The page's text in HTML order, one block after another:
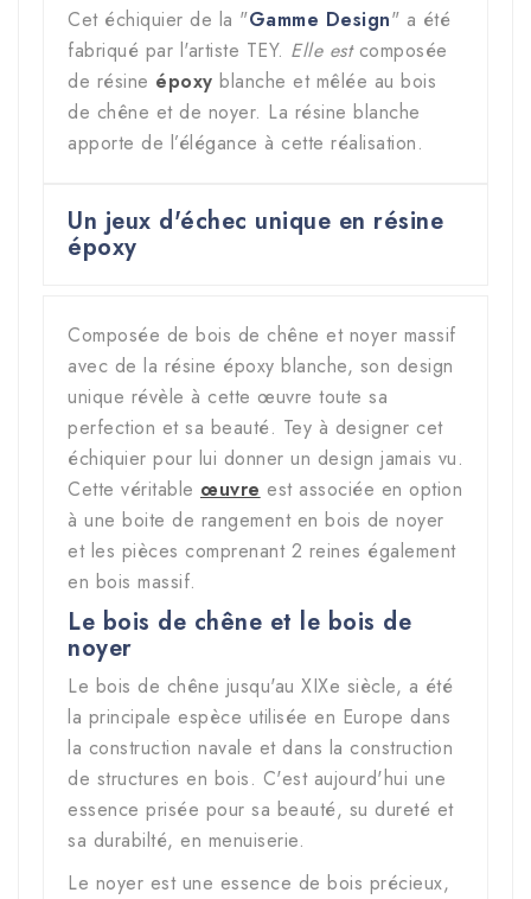
Cet échiquier de la "Gamme Design" a été
fabriqué par l'artiste TEY. Elle est composée
de résine époxy blanche etmêlée au bois
de chêne et de noyer. La résine blanche
apporte de l’élégance à cette réalisation.
Un jeux d'échec unique en résine
époxy
Composée de bois de chêne et noyer massif
avec de la résine époxy blanche, son design
unique révèle à cette œuvre toute sa
perfection et sa beauté. Tey à designer cet
échiquier pour lui donner un design jamais vu.
Cette véritable œuvre est associée en option
à une boite de rangement en bois de noyer
et les pièces comprenant 2 reines également
en bois massif.
Le bois de chêne et le bois de
noyer
Le bois de chêne jusqu'au XIXe siècle, a été
la principale espèce utilisée en Europe dans
la construction navale et dans la construction
de structures en bois. C'est aujourd'hui une
essence prisée pour sa beauté, su dureté et
sa durabilté, en menuiserie.
Le noyer est une essence de bois précieux,